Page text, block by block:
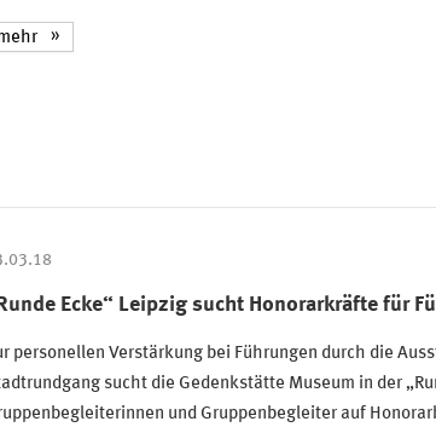
Ecke“ Leipzig sucht Honorarkräfte für
personellen Verstärkung bei Führungen durch die
sucht die Gedenkstätte Museum in der
und Gruppenbegleiter auf